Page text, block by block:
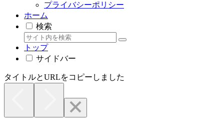
プライバシーポリシー
ホーム
検索
トップ
サイドバー
タイトルとURLをコピーしました